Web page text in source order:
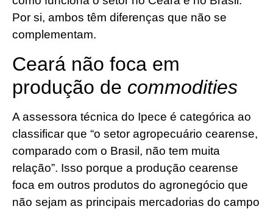
Por si, ambos têm diferenças que não se
complementam.
Ceará não foca em
produção de commodities
A assessora técnica do Ipece é categórica ao
classificar que “o setor agropecuário cearense,
comparado com o Brasil, não tem muita
relação”. Isso porque a produção cearense
foca em outros produtos do agronegócio que
não sejam as principais mercadorias do campo